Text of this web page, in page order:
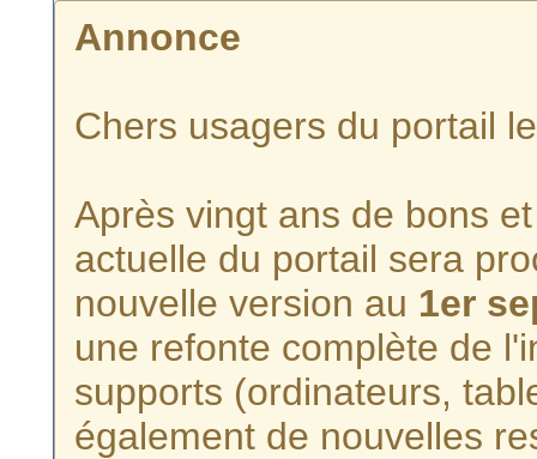
Annonce
Chers usagers du portail
Après vingt ans de bons
actuelle du portail sera
nouvelle version au 1er
une refonte complète de
supports (ordinateurs,
également de nouvelles